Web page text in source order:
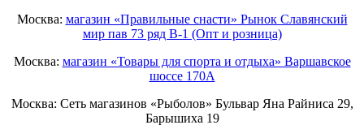
Москва: магазин «Правильные снасти» Рынок Славянский
мир пав 73 ряд B-1 (Опт и розница)
Москва: магазин «Товары для спорта и отдыха» Варшавское
шоссе 170А
Москва: Сеть магазинов «Рыболов» Бульвар Яна Райниса 29,
Барышиха 19